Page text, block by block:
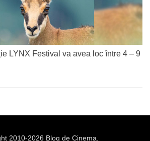
LYNX Festival va avea loc între 4 – 9
2010-2026 Blog de Cinema.